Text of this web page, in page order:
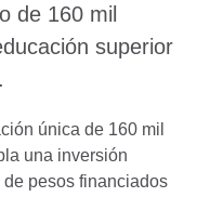
de 160 mil
superior
única de 160 mil
una inversión
pesos financiados